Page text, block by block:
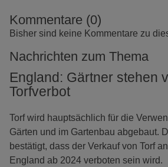
Kommentare (0)
Bisher sind keine Kommentare zu
Nachrichten zum Thema
England: Gärtner stehen
Torfverbot
Torf wird hauptsächlich für die
Gärten und im Gartenbau abgebaut.
bestätigt, dass der Verkauf von Torf
England ab 2024 verboten sein wird.